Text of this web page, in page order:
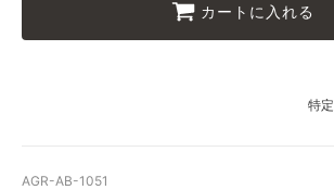
カートに入れる
特
AGR-AB-1051